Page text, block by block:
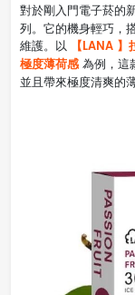
對於剛入門電子菸的
列。它的機身輕巧，
維護。以
【LANA
極度薄荷感 為例，這
並且帶來極度清爽的